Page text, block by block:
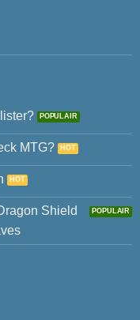
MTG?
Shield